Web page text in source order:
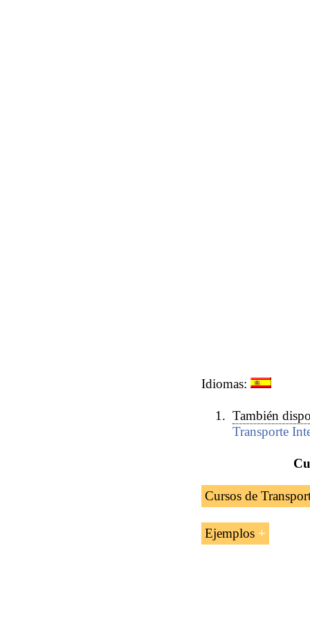
Idiomas:
También
Transporte
Cursos de
Curso:Transporte y
Ejemplos